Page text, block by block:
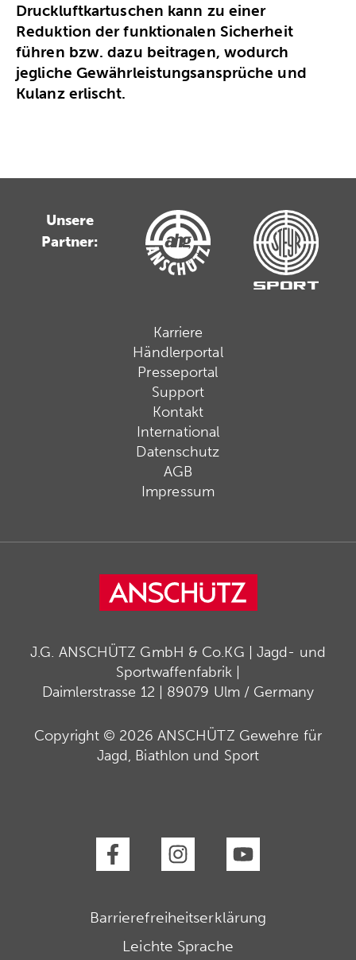
Druckluftkartuschen kann zu einer
Reduktion der funktionalen Sicherheit
führen bzw. dazu beitragen, wodurch
jegliche Gewährleistungsansprüche und
Kulanz erlischt.
Unsere
Partner:
Karriere
Händlerportal
Presseportal
Support
Kontakt
International
Datenschutz
AGB
Impressum
J.G. ANSCHÜTZ GmbH & Co.KG | Jagd- und
Sportwaffenfabrik |
Daimlerstrasse 12 | 89079 Ulm / Germany
Copyright © 2026 ANSCHÜTZ Gewehre für
Jagd, Biathlon und Sport
Barrierefreiheitserklärung
Leichte Sprache